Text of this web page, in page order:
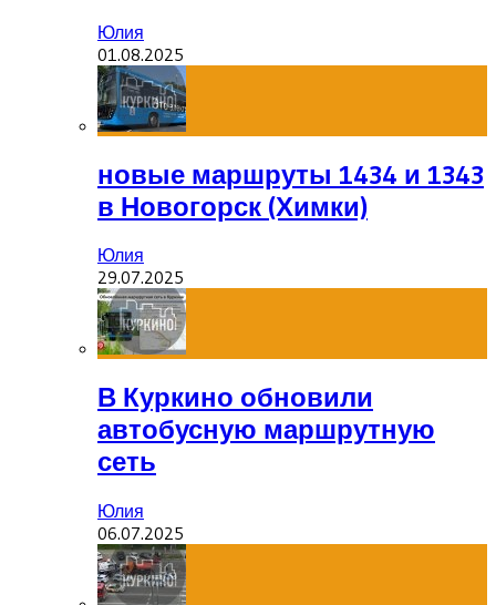
Юлия
01.08.2025
новые маршруты 1434 и 1343
в Новогорск (Химки)
Юлия
29.07.2025
В Куркино обновили
автобусную маршрутную
сеть
Юлия
06.07.2025